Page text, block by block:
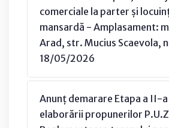
comerciale la parter și
mansardă - Amplasament:
Arad, str. Mucius Scaevola,
18/05/2026
Anunț demarare Etapa a II-
elaborării propunerilor